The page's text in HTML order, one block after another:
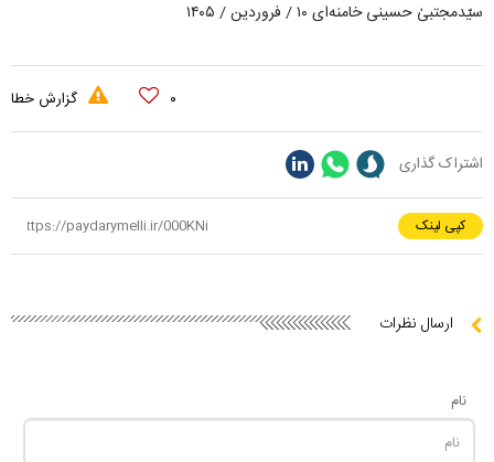
سیّدمجتبیٰ حسینی خامنه‌ای ۱۰ / فروردین / ۱۴۰۵
۰ گزارش خطا
اشتراک گذاری
کپی لینک
ارسال نظرات
نام